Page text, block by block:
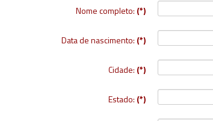
Nome completo: (*)
Data de nascimento: (*)
Cidade: (*)
Estado: (*)